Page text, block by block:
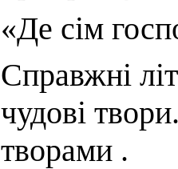
«Де сім
Справжні
чудові
творами .